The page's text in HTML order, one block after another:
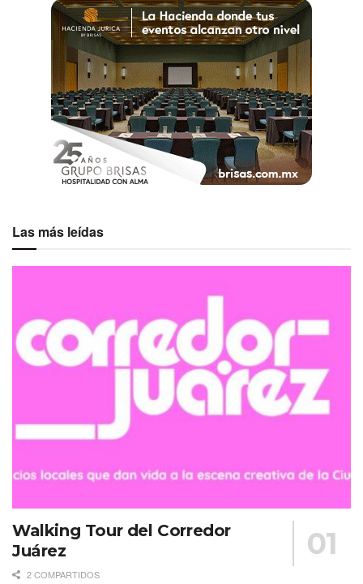
Las más leídas
Walking Tour del Corredor
Juárez
2 COMPARTIDOS